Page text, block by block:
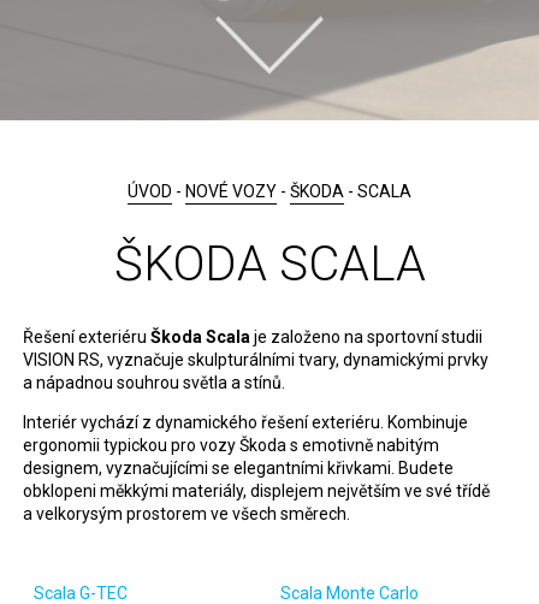
ÚVOD - NOVÉ VOZY - ŠKODA - SCALA
ŠKODA SCALA
Řešení exteriéruŠkoda Scala je založeno na sportovní studii
VISION RS, vyznačuje skulpturálními tvary, dynamickými prvky
a nápadnou souhrou světla a stínů.
Interiér vychází z dynamického řešení exteriéru. Kombinuje
ergonomii typickou pro vozy Škoda s emotivně nabitým
designem, vyznačujícími se elegantními křivkami. Budete
obklopeni měkkými materiály, displejem největším ve své třídě
a velkorysým prostorem ve všech směrech.
Scala G-TEC Scala Monte Carlo